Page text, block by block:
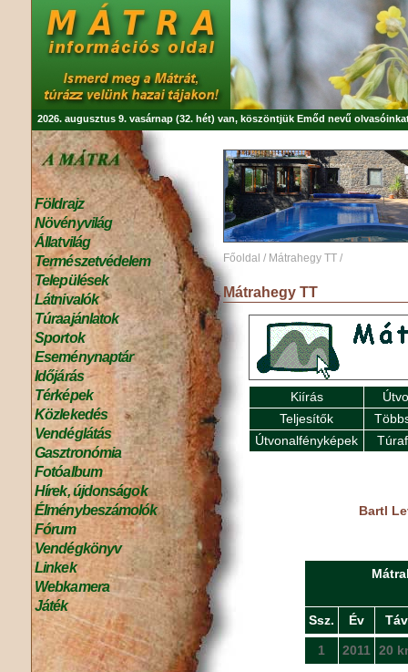
2026. augusztus 9. vasárnap (32. hét) van, köszöntjük Emőd nevű
Földrajz
Növényvilág
Állatvilág
Természetvédelem
Települések
Látnivalók
Túraajánlatok
Sportok
Eseménynaptár
Időjárás
Térképek
Közlekedés
Vendéglátás
Gasztronómia
Fotóalbum
Hírek, újdonságok
Élménybeszámolók
Fórum
Vendégkönyv
Linkek
Webkamera
Játék
Főoldal / Mátrahegy TT /
Mátrahegy TT
Kiírás
Teljesítők
Útvonalfényképek
Bartl
Ssz. Év Táv
1 2011 20